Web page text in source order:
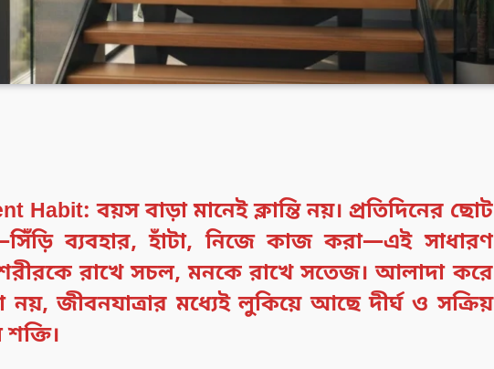
Habit: বয়স বাড়া মানেই ক্লান্তি নয়। প্রতিদিনের ছোট
ব্যবহার, হাঁটা, নিজে কাজ করা—এই সাধারণ
রাখে সচল, মনকে রাখে সতেজ। আলাদা করে
নয়, জীবনযাত্রার মধ্যেই লুকিয়ে আছে দীর্ঘ ও সক্রিয়